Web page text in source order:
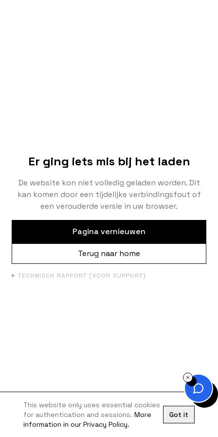
Er ging iets mis bij het laden
De website kon niet volledig geladen worden. Dit
kan komen door een tijdelijke verbindingsfout of
een verouderde versie in uw browser.
Pagina vernieuwen
Terug naar home
TECHNISCH RAPPORT (VOOR SUPPORT)
This website only uses essential cookies
for authentication and sessions. More
information in our Privacy Policy.
Got it